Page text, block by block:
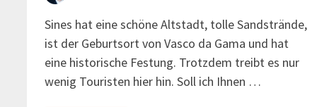
Sines hat eine schöne Altstadt, tolle Sandstrände,
ist der Geburtsort von Vasco da Gama und hat
eine historische Festung. Trotzdem treibt es nur
wenig Touristen hier hin. Soll ich Ihnen …